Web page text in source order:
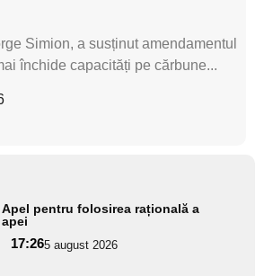
Simion, a susținut amendamentul
închide capacități pe cărbune...
Apel pentru folosirea rațională a
apei
17:265 august 2026